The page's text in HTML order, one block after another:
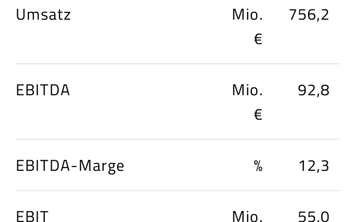
Umsatz
Mio.
€
756,2
EBITDA
Mio.
€
92,8
EBITDA-Marge % 12,3
EBIT Mio. 55,0